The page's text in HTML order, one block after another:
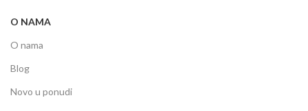
O NAMA
O nama
Blog
Novo u ponudi